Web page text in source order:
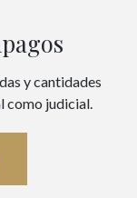
y cantidades
como judicial.